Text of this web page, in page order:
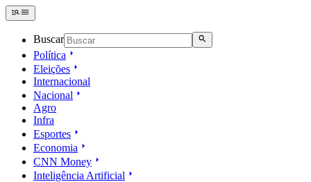
Buscar
Política
Eleições
Internacional
Nacional
Agro
Infra
Esportes
Economia
CNN Money
Inteligência Artificial